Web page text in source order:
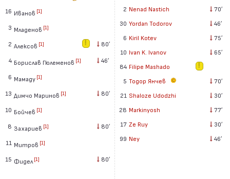
16 Иванов [1]
3 Младенов [1]
2 Алексов [1] 80′
4 Борислав Гюлеменов [1] 46′
6 Мамаду [1]
13 Димчо Маринов [1] 80′
10 Бойчев [1]
8 Захариев [1] 80′
11 Митров [1]
15 Фидел [1] 80′
2 Nenad Nastich
70′
30 Yordan Todorov
46′
6 Kiril Kotev
75′
10 Ivan K. Ivanov
65′
84 Filipe Mashado
5 Тодор Янчев 70′
21 Shaloze Udodzhi
30′
28 Markinyosh
77′
17 Ze Ruy
30′
99 Ney 46′